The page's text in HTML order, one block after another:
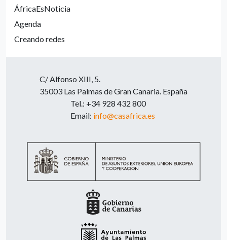
ÁfricaEsNoticia
Agenda
Creando redes
C/ Alfonso XIII, 5.
35003 Las Palmas de Gran Canaria. España
Tel.: +34 928 432 800
Email: info@casafrica.es